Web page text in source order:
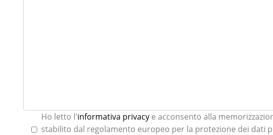
Ho letto l'informativa privacye acconsento alla
stabilito dal regolamento europeo per la protezione dei dati